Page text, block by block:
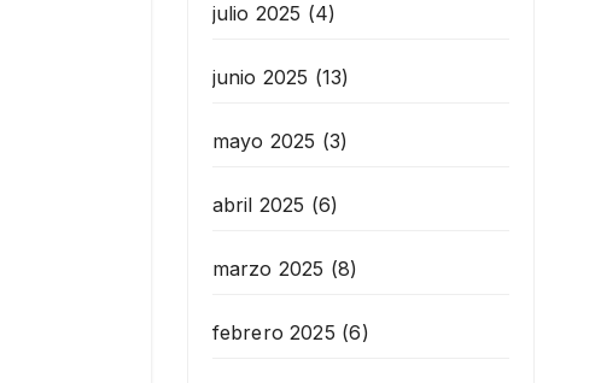
julio 2025 (4)
junio 2025 (13)
mayo 2025 (3)
abril 2025 (6)
marzo 2025 (8)
febrero 2025 (6)